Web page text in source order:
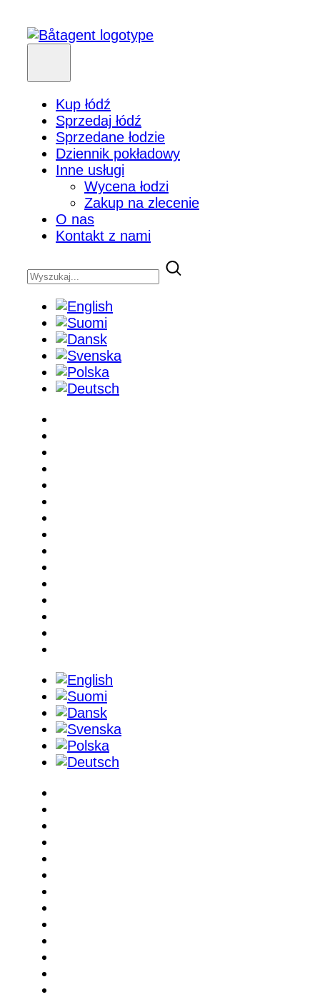
Kup łódź
Sprzedaj łódź
Sprzedane łodzie
Dziennik pokładowy
Inne usługi
Wycena łodzi
Zakup na zlecenie
O nas
Kontakt z nami